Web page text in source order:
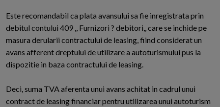
Este recomandabil ca plata avansului sa fie inregistrata prin
debitul contului 409 ,, Furnizori ? debitori,, care se inchide pe
masura derularii contractului de leasing, fiind considerat un
avans afferent dreptului de utilizare a autoturismului pus la
dispozitie in baza contractului de leasing.
Deci, suma TVA aferenta unui avans achitat in cadrul unui
contract de leasing financiar pentru utilizarea unui autoturism